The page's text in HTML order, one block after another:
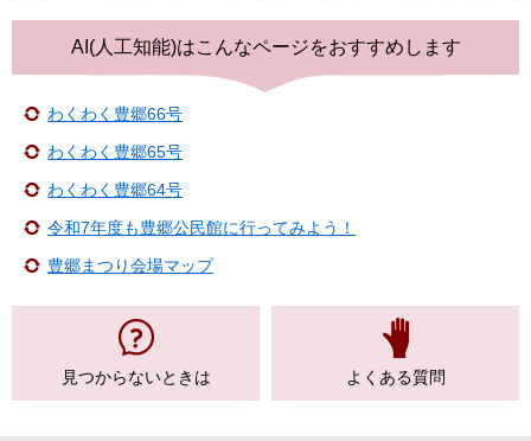
AI(人工知能)はこんなページをおすすめします
わくわく豊郷66号
わくわく豊郷65号
わくわく豊郷64号
令和7年度も豊郷公民館に行ってみよう！
豊郷まつり会場マップ
見つからないときは よくある質問